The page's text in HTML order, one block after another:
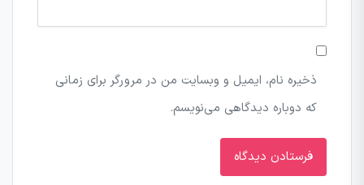
ذخیره نام، ایمیل و وبسایت من در مرورگر برای زمانی
که دوباره دیدگاهی می‌نویسم.